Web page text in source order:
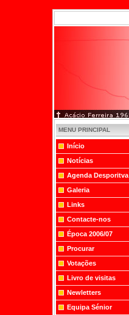
MENU PRINCIPAL
Início
Notícias
Agenda Desporitva
Galeria
Links
Contacte-nos
Época 2006/07
Procurar
Votações
Livro de visitas
Newletters
Equipa Sénior